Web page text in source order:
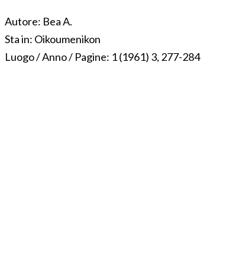
Autore: Bea A.
Sta in: Oikoumenikon
Luogo / Anno / Pagine: 1 (1961) 3, 277-284